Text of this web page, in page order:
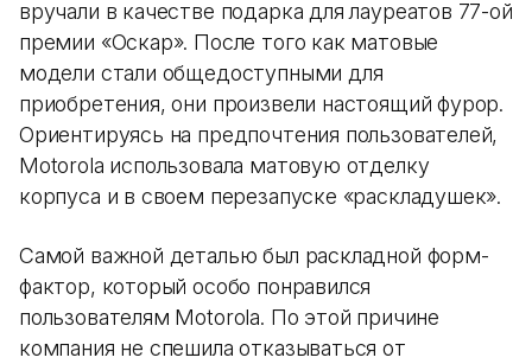
вручали в качестве подарка для лауреатов 77-ой
премии «Оскар». После того как матовые
модели стали общедоступными для
приобретения, они произвели настоящий фурор.
Ориентируясь на предпочтения пользователей,
Motorola использовала матовую отделку
корпуса и в своем перезапуске «раскладушек».
Самой важной деталью был раскладной форм-
фактор, который особо понравился
пользователям Motorola. По этой причине
компания не спешила отказываться от